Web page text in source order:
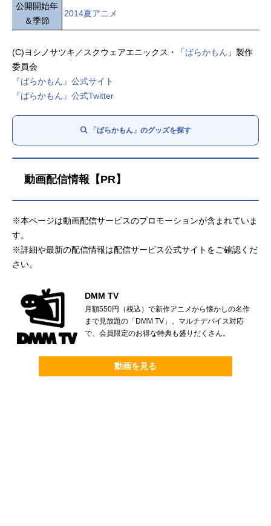
公開開始年
＆季節
2014夏アニメ
(C)ヨシノサツキ／スクウェアエニックス・「ばらかもん 」製作
委員会
『ばらかもん』公式サイト
『ばらかもん』公式Twitter
「ばらかもん」のグッズを探す
動画配信情報【PR】
※本ページは動画配信サービスのプロモーションが含まれていま
す。
※詳細や最新の配信情報は配信サービス公式サイトをご確認くだ
さい。
DMM TV
月額550円（税込）で新作アニメから懐かしの名作
まで見放題の「DMM TV」。マルチデバイス対応
で、会員限定のお得な特典も盛りだくさん。
動画を見る